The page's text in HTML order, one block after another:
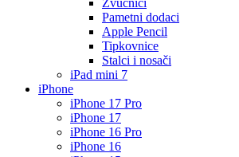
Zvučnici
Pametni dodaci
Apple Pencil
Tipkovnice
Stalci i nosači
iPad mini 7
iPhone
iPhone 17 Pro
iPhone 17
iPhone 16 Pro
iPhone 16